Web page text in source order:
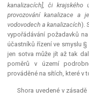
kanalizacích], či krajského
provozování kanalizace
vodovodech a kanalizacích).
vypořádávání požadavků
účastníků řízení ve smyslu
jen sotva může jít až tak
poměrů v území
prováděné na sítích, které v
Shora uvedené v